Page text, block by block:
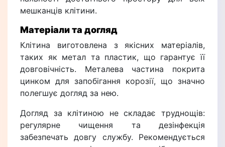
мешканців клітини.
Матеріали та догляд
Клітина виготовлена з якісних матеріалів,
таких як метал та пластик, що гарантує її
довговічність. Металева частина покрита
цинком для запобігання корозії, що значно
полегшує догляд за нею.
Догляд за клітиною не складає труднощів:
регулярне чищення та дезінфекція
забезпечать довгу службу. Рекомендується